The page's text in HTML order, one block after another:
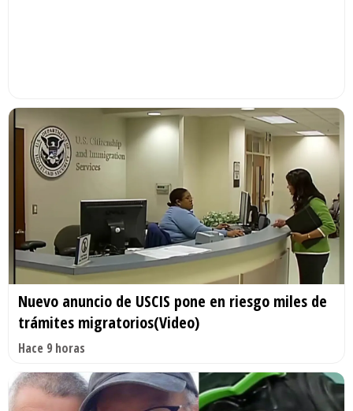
Nuevo anuncio de USCIS pone en riesgo miles de
trámites migratorios(Video)
Hace 9 horas